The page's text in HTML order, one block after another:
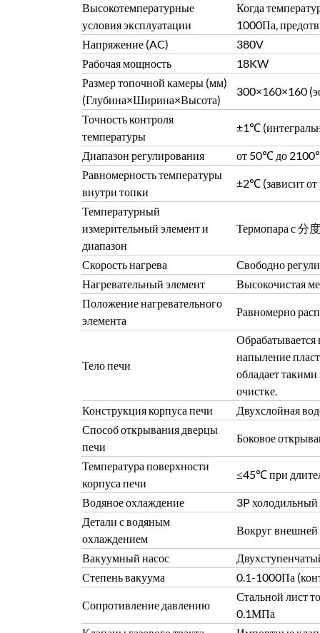
Высокотемпературные
условия эксплуатации
Когда
1000Па,
Напряжение (AC)
380V
Рабочая мощность
18KW
Размер топочной камеры (мм)
(Глубина×Ширина×Высота)
300×160×160
Точность контроля
температуры
±1℃
Диапазон регулирования
от 50℃ до
Равномерность температуры
внутри топки
±2℃ (зависит от
Температурный
измерительный элемент и
диапазон
Термопара с 分
Скорость нагрева
Свободно
Нагревательный элемент
Высокочистая
Положение нагревательного
элемента
Равномерно
Тело печи
Обрабатывается
напыление
обладает
очистке.
Конструкция корпуса печи
Двухслойная
Способ открывания дверцы
печи
Боковое
Температура поверхности
корпуса печи
≤45℃ при
Водяное охлаждение
3P холодильный
Детали с водяным
охлаждением
Вокруг внешней
Вакуумный насос
Степень вакуума
0.1-1000Па
Сопротивление давлению
Стальной лист
0.1МПа